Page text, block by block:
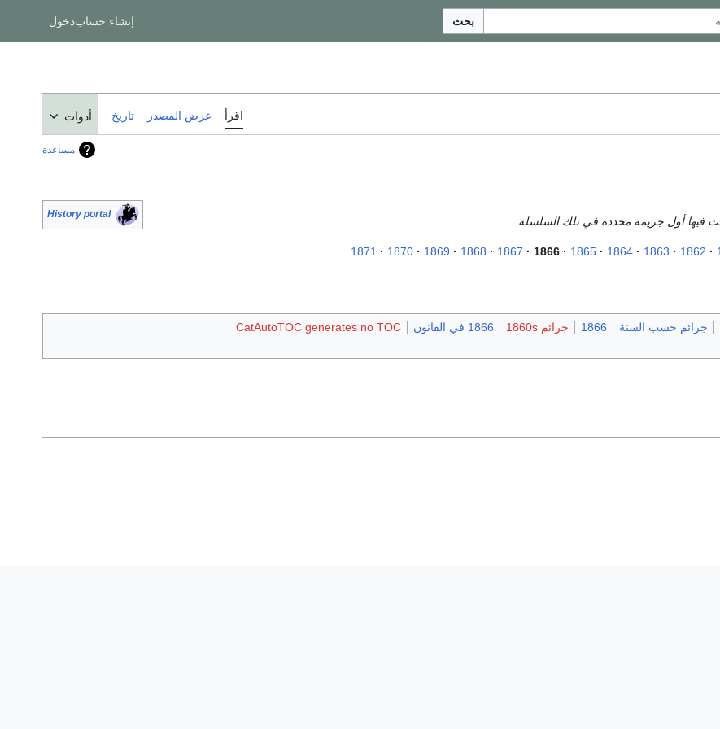
بحث إنشاء حسابدخول
اقرأ عرض المصدر تاريخ أدوات
مساعدة
History portal
فيها أول جريمة محددة في تلك السلسلة
1862
1863
1864
1865
1866
1867
1868
1869
1870
1871
جرائم حسب السنة 1866 جرائم 1860s 1866 في القانون
CatAutoTOC generates no TOC